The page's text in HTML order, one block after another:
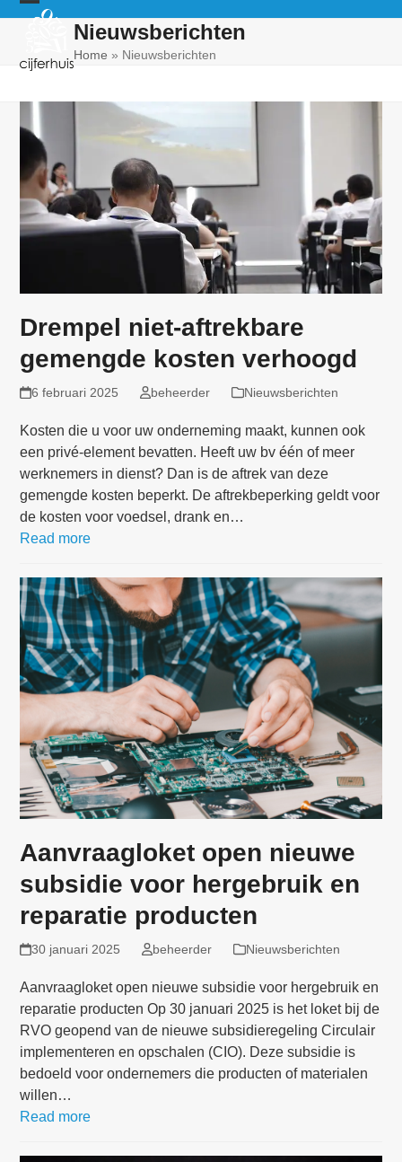
Open
mobile
Close
mobile
Nieuwsberichten
Home » Nieuwsberichten
Drempel niet-aftrekbare
gemengde kosten verhoogd
6 februari 2025 beheerder Nieuwsberichten
Kosten die u voor uw onderneming maakt, kunnen ook
een privé-element bevatten. Heeft uw bv één of meer
werknemers in dienst? Dan is de aftrek van deze
gemengde kosten beperkt. De aftrekbeperking geldt voor
de kosten voor voedsel, drank en…
Read more
Aanvraagloket open nieuwe
subsidie voor hergebruik en
reparatie producten
30 januari 2025 beheerder Nieuwsberichten
Aanvraagloket open nieuwe subsidie voor hergebruik en
reparatie producten Op 30 januari 2025 is het loket bij de
RVO geopend van de nieuwe subsidieregeling Circulair
implementeren en opschalen (CIO). Deze subsidie is
bedoeld voor ondernemers die producten of materialen
willen…
Read more